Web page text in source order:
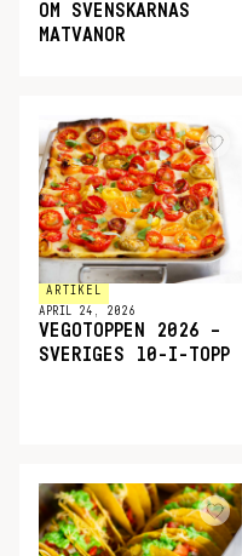
OM SVENSKARNAS
MATVANOR
ARTIKEL
APRIL 24, 2026
VEGOTOPPEN 2026 –
SVERIGES 10-I-TOPP